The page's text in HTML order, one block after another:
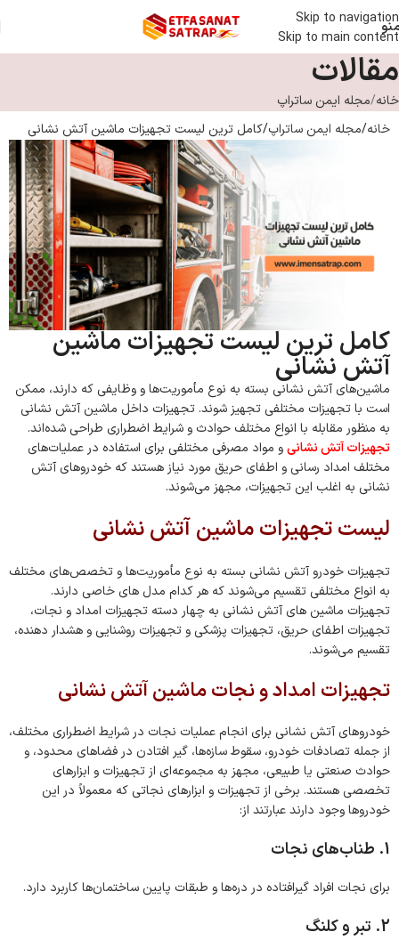
Skip to navigation
Skip to main content
مقالات
خانه مجله ایمن ساتراپ
خانه مجله ایمن ساتراپ کامل ترین لیست تجهیزات ماشین آتش نشانی
کامل ترین لیست تجهیزات ماشین
آتش نشانی
ماشین‌های آتش نشانی بسته به نوع مأموریت‌ها و وظایفی که دارند، ممکن
است با تجهیزات مختلفی تجهیز شوند. تجهیزات داخل ماشین آتش نشانی
به منظور مقابله با انواع مختلف حوادث و شرایط اضطراری طراحی شده‌اند.
تجهیزات آتش نشانیو مواد مصرفی مختلفی برای استفاده در عملیات‌های
مختلف امداد رسانی و اطفای حریق مورد نیاز هستند که خودروهای آتش
‌نشانی به اغلب این تجهیزات، مجهز می‌شوند.
لیست تجهیزات ماشین آتش نشانی
تجهیزات خودرو آتش نشانی بسته به نوع مأموریت‌ها و تخصص‌های مختلف
به انواع مختلفی تقسیم می‌شوند که هر کدام مدل های خاصی دارند.
تجهیزات ماشین های آتش نشانی به چهار دسته‌ تجهیزات امداد و نجات،
تجهیزات اطفای حریق، تجهیزات پزشکی و تجهیزات روشنایی و هشدار دهنده،
تقسیم می‌شوند.
تجهیزات امداد و نجات ماشین آتش نشانی
خودروهای آتش نشانی برای انجام عملیات نجات در شرایط اضطراری مختلف،
از جمله تصادفات خودرو، سقوط سازه‌ها، گیر افتادن در فضاهای محدود، و
حوادث صنعتی یا طبیعی، مجهز به مجموعه‌ای از تجهیزات و ابزارهای
تخصصی هستند. برخی از تجهیزات و ابزارهای نجاتی که معمولاً در این
خودروها وجود دارند عبارتند از:
1. طناب‌های نجات
برای نجات افراد گیرافتاده در دره‌ها و طبقات پایین ساختمان‌ها کاربرد دارد.
2. تبر و کلنگ